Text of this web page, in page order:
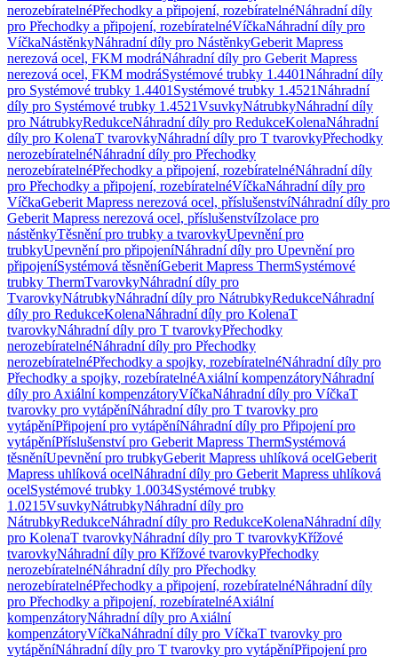
nerozebíratelnéPřechodky a připojení, rozebíratelnéNáhradní díly
pro Přechodky a připojení, rozebíratelnéVíčkaNáhradní díly pro
VíčkaNástěnkyNáhradní díly pro NástěnkyGeberit Mapress
nerezová ocel, FKM modráNáhradní díly pro Geberit Mapress
nerezová ocel, FKM modráSystémové trubky 1.4401Náhradní díly
pro Systémové trubky 1.4401 Systémové trubky 1.4521Náhradní
díly pro Systémové trubky 1.4521VsuvkyNátrubkyNáhradní díly
pro NátrubkyRedukceNáhradní díly pro RedukceKolenaNáhradní
díly pro KolenaT tvarovkyNáhradní díly pro T tvarovkyPřechodky
nerozebíratelnéNáhradní díly pro Přechodky
nerozebíratelnéPřechodky a připojení, rozebíratelnéNáhradní díly
pro Přechodky a připojení, rozebíratelnéVíčkaNáhradní díly pro
VíčkaGeberit Mapress nerezová ocel, příslušenstvíNáhradní díly pro
Geberit Mapress nerezová ocel, příslušenstvíIzolace pro
nástěnkyTěsnění pro trubky a tvarovkyUpevnění pro
trubkyUpevnění pro připojeníNáhradní díly pro Upevnění pro
připojeníSystémová těsněníGeberit Mapress ThermSystémové
trubky ThermTvarovkyNáhradní díly pro
TvarovkyNátrubkyNáhradní díly pro NátrubkyRedukceNáhradní
díly pro RedukceKolenaNáhradní díly pro KolenaT
tvarovkyNáhradní díly pro T tvarovkyPřechodky
nerozebíratelnéNáhradní díly pro Přechodky
nerozebíratelnéPřechodky a spojky, rozebíratelnéNáhradní díly pro
Přechodky a spojky, rozebíratelnéAxiální kompenzátoryNáhradní
díly pro Axiální kompenzátoryVíčkaNáhradní díly pro VíčkaT
tvarovky pro vytápěníNáhradní díly pro T tvarovky pro
vytápěníPřipojení pro vytápěníNáhradní díly pro Připojení pro
vytápěníPříslušenství pro Geberit Mapress ThermSystémová
těsněníUpevnění pro trubkyGeberit Mapress uhlíková ocelGeberit
Mapress uhlíková ocelNáhradní díly pro Geberit Mapress uhlíková
ocelSystémové trubky 1.0034Systémové trubky
1.0215VsuvkyNátrubkyNáhradní díly pro
NátrubkyRedukceNáhradní díly pro RedukceKolenaNáhradní díly
pro KolenaT tvarovkyNáhradní díly pro T tvarovkyKřížové
tvarovkyNáhradní díly pro Křížové tvarovkyPřechodky
nerozebíratelnéNáhradní díly pro Přechodky
nerozebíratelnéPřechodky a připojení, rozebíratelnéNáhradní díly
pro Přechodky a připojení, rozebíratelnéAxiální
kompenzátoryNáhradní díly pro Axiální
kompenzátoryVíčkaNáhradní díly pro VíčkaT tvarovky pro
vytápěníNáhradní díly pro T tvarovky pro vytápěníPřipojení pro